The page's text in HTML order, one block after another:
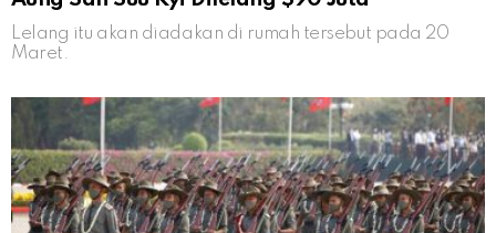
Lelang itu akan diadakan di rumah tersebut pada 20
Maret.